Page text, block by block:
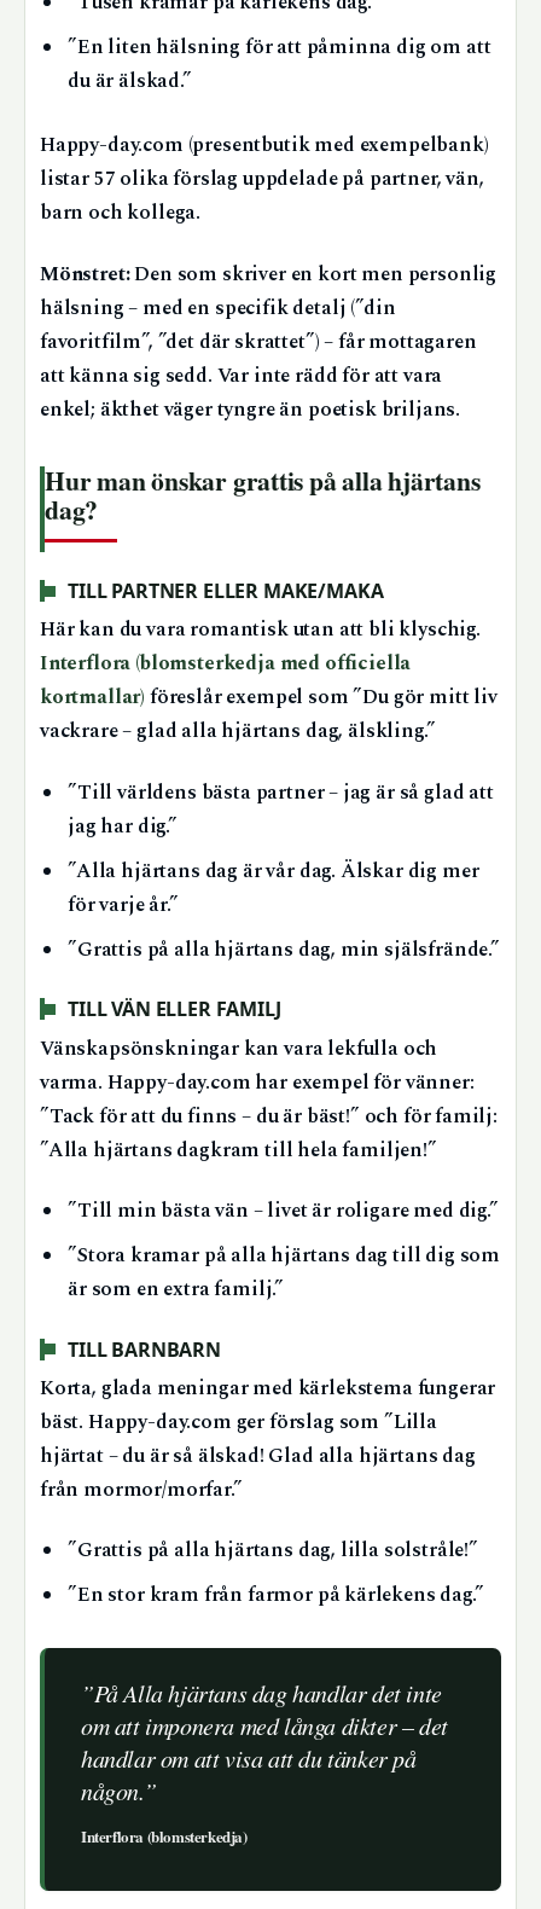
”En liten hälsning för att påminna dig om att
du är älskad.”
Happy-day.com (presentbutik med exempelbank)
listar 57 olika förslag uppdelade på partner, vän,
barn och kollega.
Mönstret:Den som skriver en kort men personlig
hälsning – med en specifik detalj (”din
favoritfilm”, ”det där skrattet”) – får mottagaren
att känna sig sedd. Var inte rädd för att vara
enkel; äkthet väger tyngre än poetisk briljans.
Hur man önskar grattis på alla hjärtans
dag?
TILL PARTNER ELLER MAKE/MAKA
Här kan du vara romantisk utan att bli klyschig.
Interflora (blomsterkedja med officiella
kortmallar) föreslår exempel som ”Du gör mitt liv
vackrare – glad alla hjärtans dag, älskling.”
”Till världens bästa partner – jag är så glad att
jag har dig.”
”Alla hjärtans dag är vår dag. Älskar dig mer
för varje år.”
”Grattis på alla hjärtans dag, min själsfrände.”
TILL VÄN ELLER FAMILJ
Vänskapsönskningar kan vara lekfulla och
varma. Happy-day.com har exempel för vänner:
”Tack för att du finns – du är bäst!” och för familj:
”Alla hjärtans dagkram till hela familjen!”
”Till min bästa vän – livet är roligare med dig.”
”Stora kramar på alla hjärtans dag till dig som
är som en extra familj.”
TILL BARNBARN
Korta, glada meningar med kärlekstema fungerar
bäst. Happy-day.com ger förslag som ”Lilla
hjärtat – du är så älskad! Glad alla hjärtans dag
från mormor/morfar.”
”Grattis på alla hjärtans dag, lilla solstråle!”
”En stor kram från farmor på kärlekens dag.”
”På Alla hjärtans dag handlar det inte
om att imponera med långa dikter – det
handlar om att visa att du tänker på
någon.”
Interflora (blomsterkedja)